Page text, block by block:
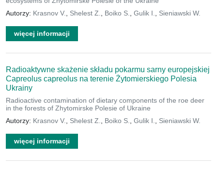
Autorzy: Krasnov V. Shelest Z. Boiko S. Gulik I. Sieniawski W.
więcej informacji
Radioaktywne skażenie składu pokarmu sarny europejskiej
Capreolus capreolus na terenie Żytomierskiego Polesia
Ukrainy
Radioactive contamination of dietary components of the roe deer
in the forests of Zhytomirske Polesie of Ukraine
Autorzy: Krasnov V. Shelest Z. Boiko S. Gulik I. Sieniawski W.
więcej informacji